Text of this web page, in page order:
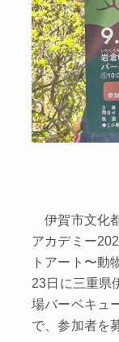
伊賀市文化
アカデミー
トアート〜動
23日に三重県
場バーベキュ
で、参加者を